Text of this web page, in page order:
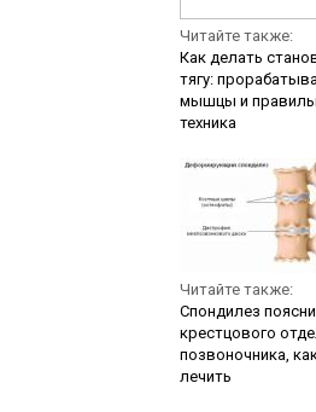
Читайте также:
Как делать
тягу:
мышцы и
техника
Читайте также:
Спондилез
крестцового
позвоночника,
лечить